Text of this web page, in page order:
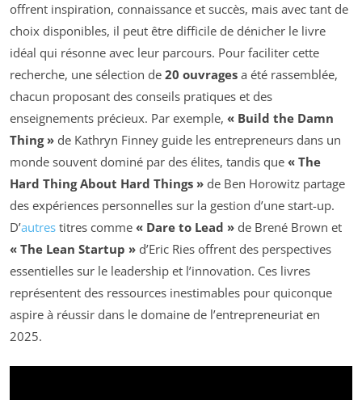
offrent inspiration, connaissance et succès, mais avec tant de
choix disponibles, il peut être difficile de dénicher le livre
idéal qui résonne avec leur parcours. Pour faciliter cette
recherche, une sélection de 20 ouvrages a été rassemblée,
chacun proposant des conseils pratiques et des
enseignements précieux. Par exemple, « Build the Damn
Thing » de Kathryn Finney guide les entrepreneurs dans un
monde souvent dominé par des élites, tandis que « The
Hard Thing About Hard Things » de Ben Horowitz partage
des expériences personnelles sur la gestion d’une start-up.
D’autres titres comme « Dare to Lead » de Brené Brown et
« The Lean Startup » d’Eric Ries offrent des perspectives
essentielles sur le leadership et l’innovation. Ces livres
représentent des ressources inestimables pour quiconque
aspire à réussir dans le domaine de l’entrepreneuriat en
2025.